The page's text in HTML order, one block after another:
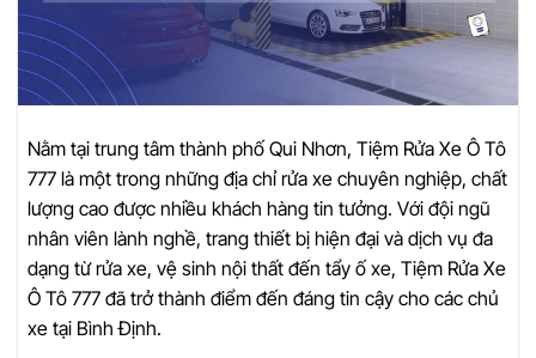
Nằm tại trung tâm thành phố Qui Nhơn, Tiệm Rửa Xe Ô Tô
777 là một trong những địa chỉ rửa xe chuyên nghiệp, chất
lượng cao được nhiều khách hàng tin tưởng. Với đội ngũ
nhân viên lành nghề, trang thiết bị hiện đại và dịch vụ đa
dạng từ rửa xe, vệ sinh nội thất đến tẩy ố xe, Tiệm Rửa Xe
Ô Tô 777 đã trở thành điểm đến đáng tin cậy cho các chủ
xe tại Bình Định.